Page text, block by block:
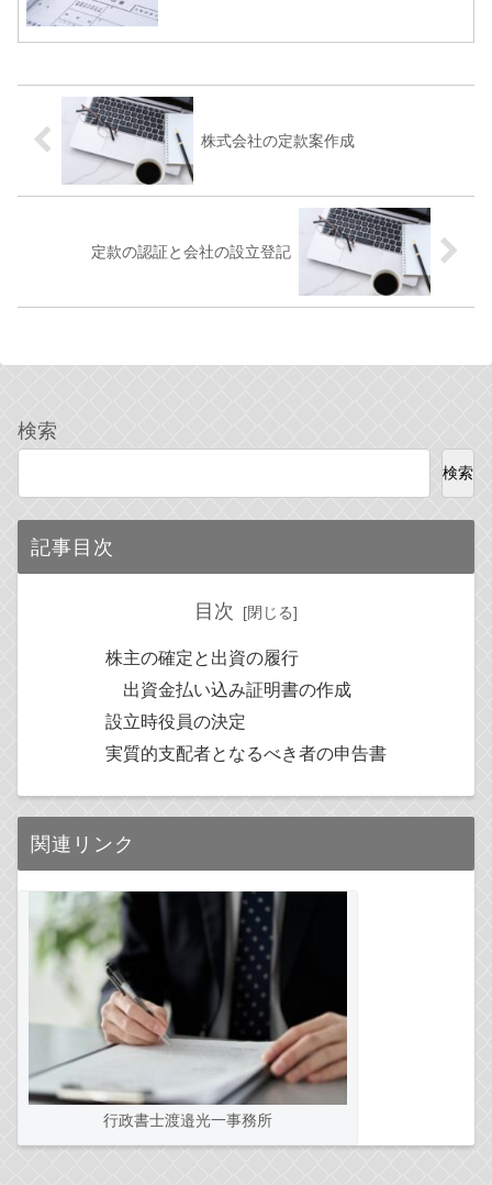
株式会社の定款案作成
定款の認証と会社の設立登記
検索
検索
記事目次
目次
株主の確定と出資の履行
出資金払い込み証明書の作成
設立時役員の決定
実質的支配者となるべき者の申告書
関連リンク
行政書士渡邉光一事務所